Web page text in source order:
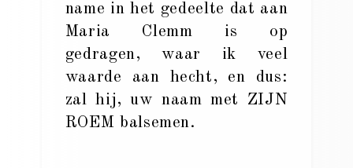
name in het gedeelte dat aan
Maria Clemm is op
gedragen, waar ik veel
waarde aan hecht, en dus:
zal hij, uw naam met ZIJN
ROEM balsemen.